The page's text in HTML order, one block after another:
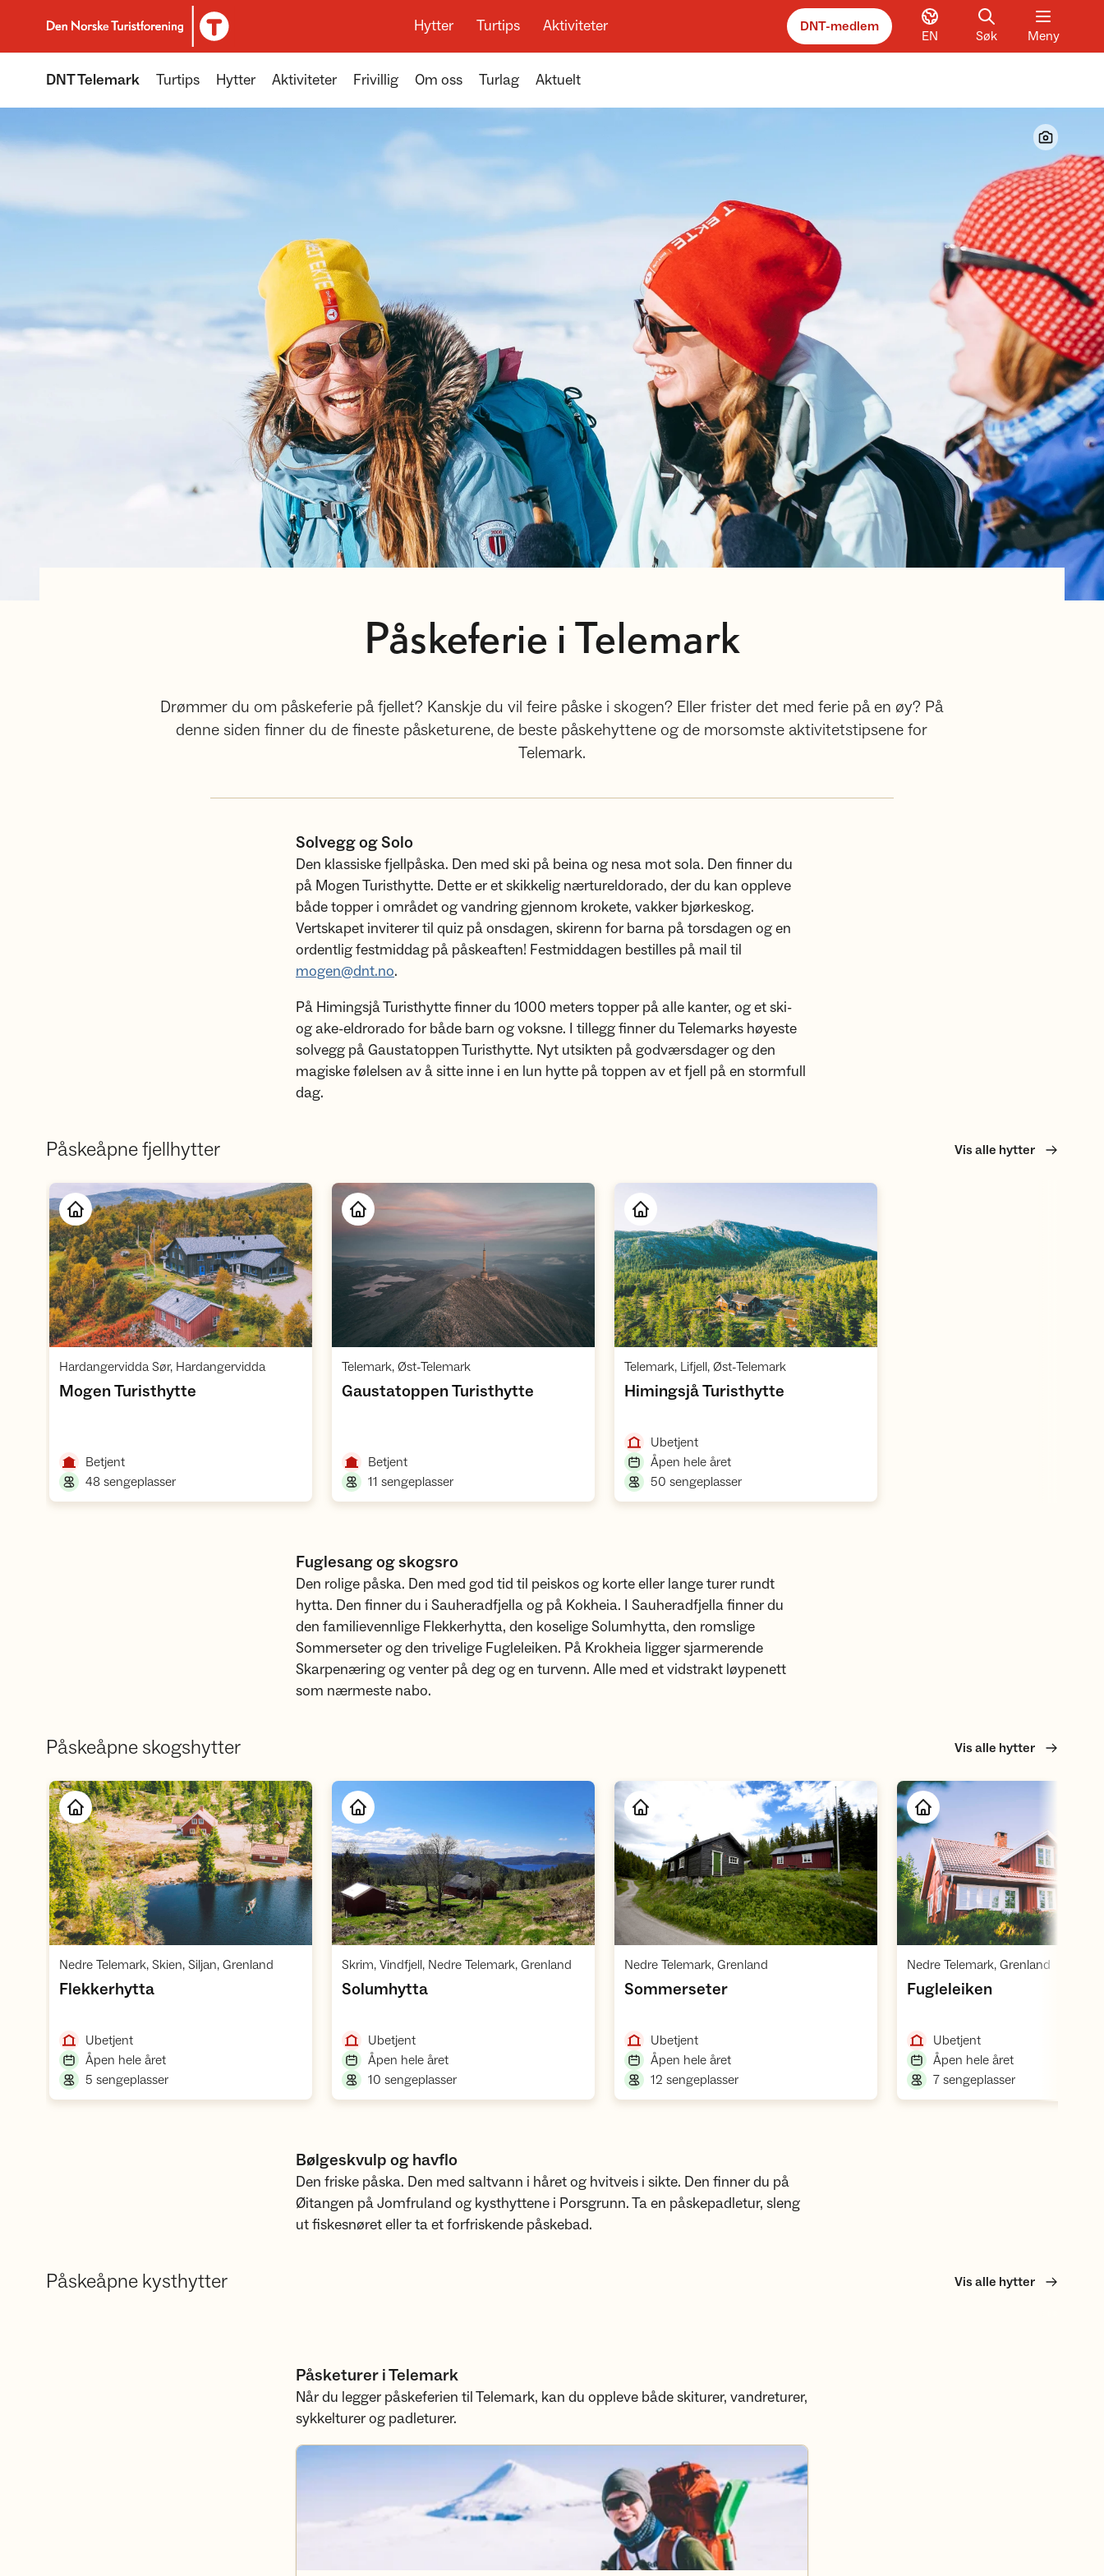
Til DNT.no forside
Hytter Turtips Aktiviteter DNT-medlem
EN Søk Meny
DNT Telemark Turtips Hytter Aktiviteter Frivillig Om oss Turlag Aktuelt
Påskeferie i Telemark
Drømmer du om påskeferie på fjellet? Kanskje du vil feire påske i skogen? Eller frister det med ferie på en øy? På
denne siden finner du de fineste påsketurene, de beste påskehyttene og de morsomste aktivitetstipsene for
Telemark.
Solvegg og Solo
Den klassiske fjellpåska. Den med ski på beina og nesa mot sola. Den finner du
på Mogen Turisthytte. Dette er et skikkelig nærtureldorado, der du kan oppleve
både topper i området og vandring gjennom krokete, vakker bjørkeskog.
Vertskapet inviterer til quiz på onsdagen, skirenn for barna på torsdagen og en
ordentlig festmiddag på påskeaften! Festmiddagen bestilles på mail til
mogen@dnt.no.
På Himingsjå Turisthytte finner du 1000 meters topper på alle kanter, og et ski-
og ake-eldrorado for både barn og voksne. I tillegg finner du Telemarks høyeste
solvegg på Gaustatoppen Turisthytte. Nyt utsikten på godværsdager og den
magiske følelsen av å sitte inne i en lun hytte på toppen av et fjell på en stormfull
dag.
Påskeåpne fjellhytter Vis alle hytter
Åpne hytte
Hardangervidda Sør, Hardangervidda,
Mogen Turisthytte
Betjent,
48 sengeplasser,
Åpne hytte
Telemark, Øst-Telemark,
Gaustatoppen Turisthytte
Betjent,
11 sengeplasser,
Åpne hytte
Telemark, Lifjell, Øst-Telemark,
Himingsjå Turisthytte
Ubetjent,
Åpen hele året,
50 sengeplasser,
Fuglesang og skogsro
Den rolige påska. Den med god tid til peiskos og korte eller lange turer rundt
hytta. Den finner du i Sauheradfjella og på Kokheia. I Sauheradfjella finner du
den familievennlige Flekkerhytta, den koselige Solumhytta, den romslige
Sommerseter og den trivelige Fugleleiken. På Krokheia ligger sjarmerende
Skarpenæring og venter på deg og en turvenn. Alle med et vidstrakt løypenett
som nærmeste nabo.
Påskeåpne skogshytter Vis alle hytter
Åpne hytte
Nedre Telemark, Skien, Siljan, Grenland
Flekkerhytta,
Ubetjent,
Åpen hele året,
5 sengeplasser,
Åpne hytte
Skrim, Vindfjell, Nedre Telemark, Grenland
Solumhytta,
Ubetjent,
Åpen hele året,
10 sengeplasser,
Åpne hytte
Nedre Telemark, Grenland
Sommerseter,
Ubetjent,
Åpen hele året,
12 sengeplasser,
Åpne hytte
Nedre Telemark, Grenland
Fugleleiken,
Ubetjent,
Åpen hele året,
7 sengeplasser,
Bølgeskvulp og havflo
Den friske påska. Den med saltvann i håret og hvitveis i sikte. Den finner du på
Øitangen på Jomfruland og kysthyttene i Porsgrunn. Ta en påskepadletur, sleng
ut fiskesnøret eller ta et forfriskende påskebad.
Påskeåpne kysthytter Vis alle hytter
Påsketurer i Telemark
Når du legger påskeferien til Telemark, kan du oppleve både skiturer, vandreturer,
sykkelturer og padleturer.
Skiturer i Telemark